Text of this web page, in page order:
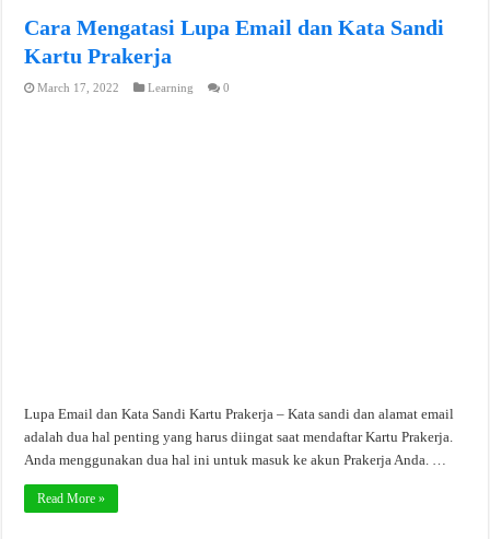
Cara Mengatasi Lupa Email dan Kata Sandi
Kartu Prakerja
March 17, 2022 Learning 0
Lupa Email dan Kata Sandi Kartu Prakerja – Kata sandi dan alamat email
adalah dua hal penting yang harus diingat saat mendaftar Kartu Prakerja.
Anda menggunakan dua hal ini untuk masuk ke akun Prakerja Anda. …
Read More »